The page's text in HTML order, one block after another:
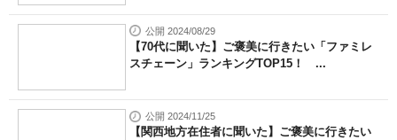
公開 2024/08/29
【70代に聞いた】ご褒美に行きたい「ファミレ
スチェーン」ランキングTOP15！ ...
公開 2024/11/25
【関西地方在住者に聞いた】ご褒美に行きたい